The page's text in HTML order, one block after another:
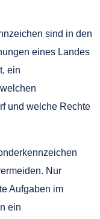
sind in den
eines Landes
ein
und welche Rechte
Nur
Aufgaben im
ein